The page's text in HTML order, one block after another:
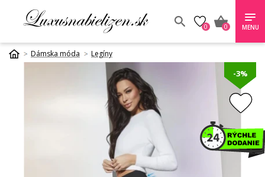
0 0 MENU
Dámska móda Legíny
-3%